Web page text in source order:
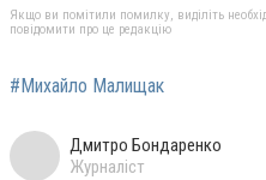
Якщо ви помітили помилку, виділіть
повідомити про це редакцію
#Михайло Малищак
Дмитро Бондаренко
Журналіст